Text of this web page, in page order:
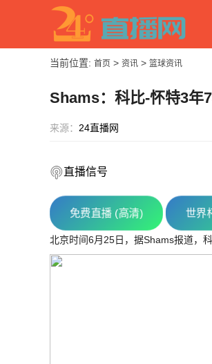
当前位置: 首页 > 资讯 > 篮球资讯
Shams：科比-怀特3年
来源： 24直播网
直播信号
免费直播 (高清) 世界
北京时间6月25日，据Shams报道，